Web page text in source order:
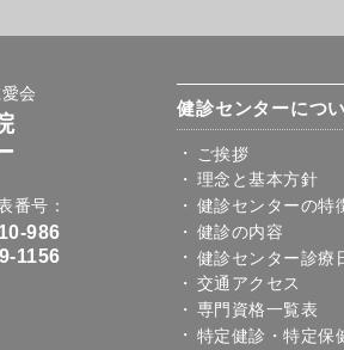
会
番号
986
1156
健診センターにつ
ご挨拶
理念と基本方針
健診センターの特
健診の内容
健診センター診療
交通アクセス
専門資格一覧表
特定健診・特定保